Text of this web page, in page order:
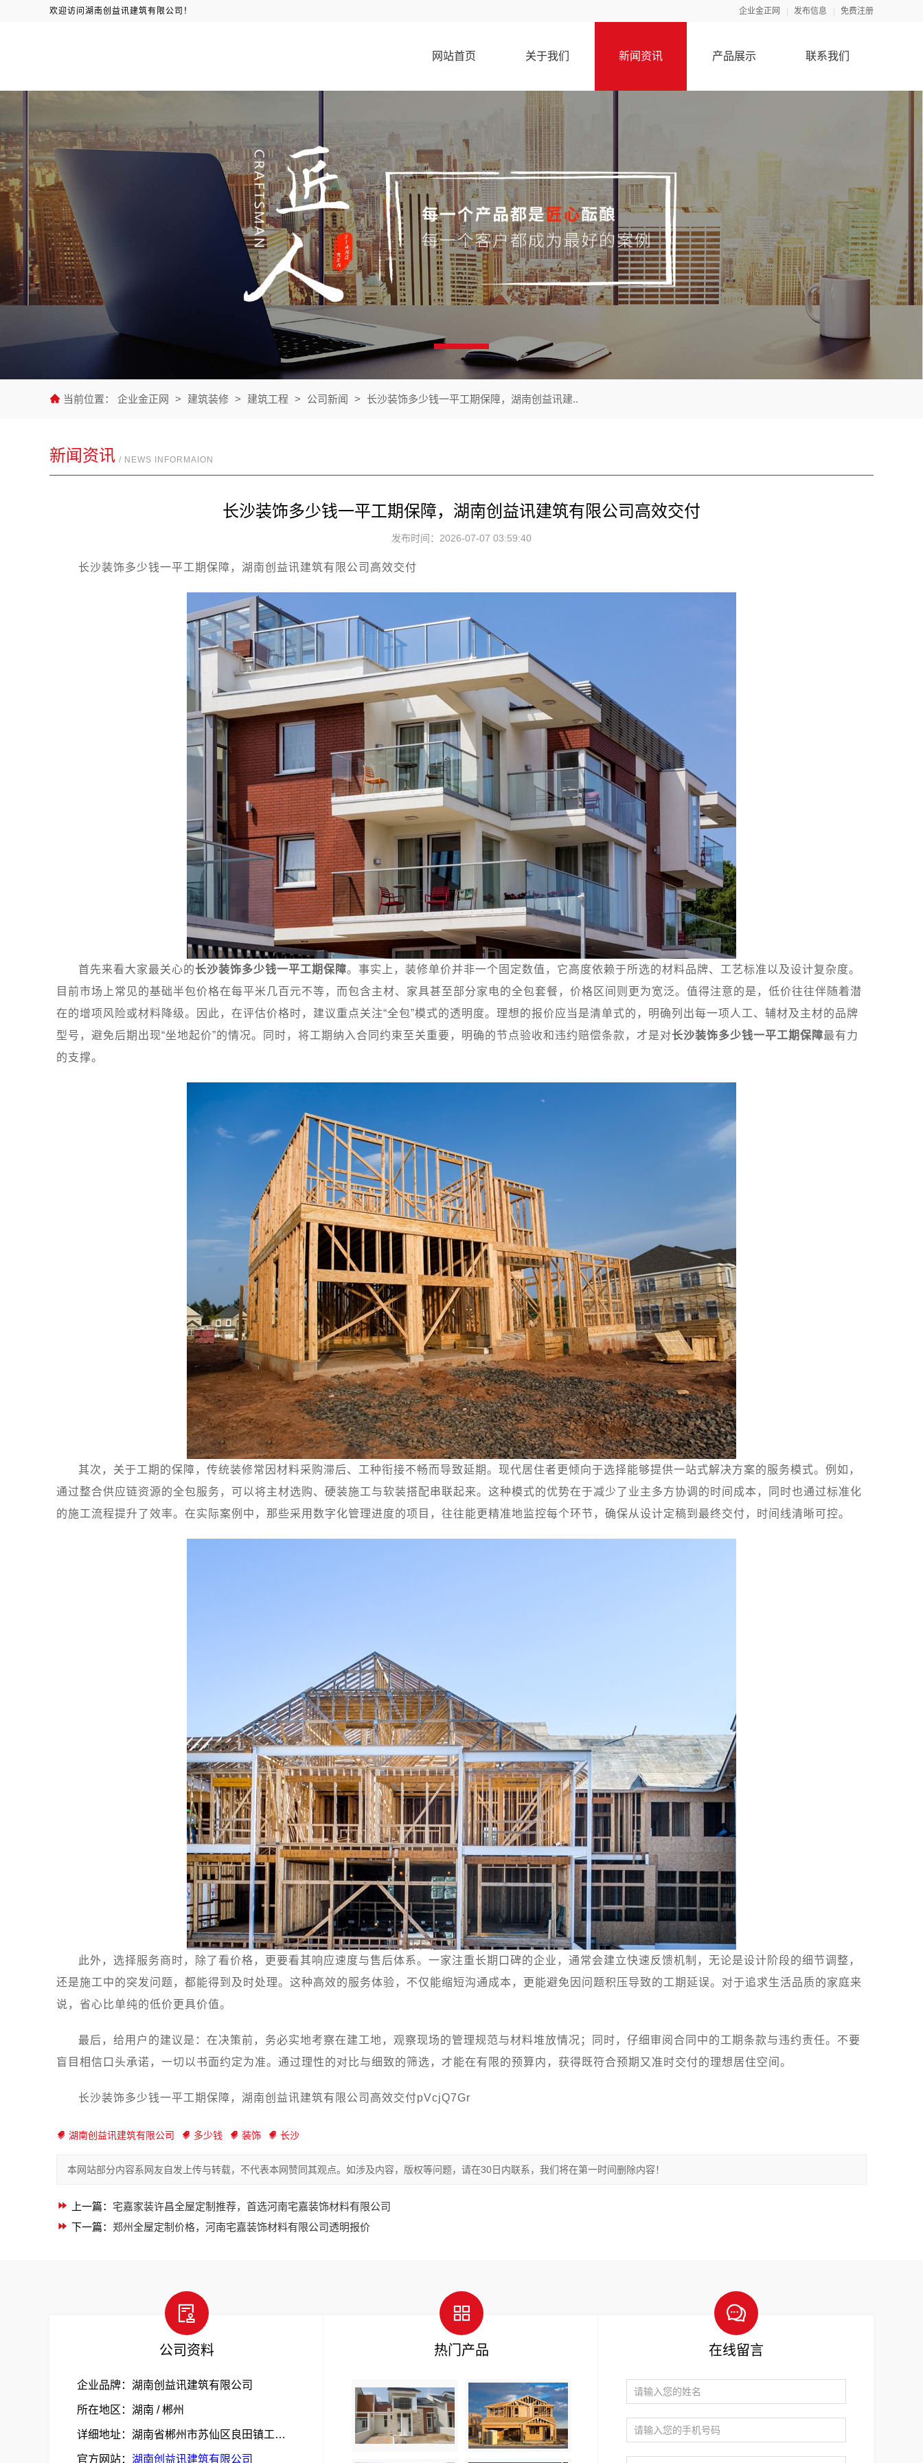
欢迎访问湖南创益讯建筑有限公司！ 企业金正网 发布信息 免费注册
网站首页 关于我们 新闻资讯 产品展示 联系我们
当前位置： 企业金正网 > 建筑装修 > 建筑工程 > 公司新闻 > 长沙装饰多少钱一平工期保障，湖南创益讯建..
新闻资讯 / NEWS INFORMAION
长沙装饰多少钱一平工期保障，湖南创益讯建筑有限公司高效交付
发布时间：2026-07-07 03:59:40
长沙装饰多少钱一平工期保障，湖南创益讯建筑有限公司高效交付
首先来看大家最关心的长沙装饰多少钱一平工期保障。事实上，装修单价并非一个固定数值，它高度依赖于所选的材料品牌、工艺标准以及设计复杂度。
目前市场上常见的基础半包价格在每平米几百元不等，而包含主材、家具甚至部分家电的全包套餐，价格区间则更为宽泛。值得注意的是，低价往往伴随着潜
在的增项风险或材料降级。因此，在评估价格时，建议重点关注“全包”模式的透明度。理想的报价应当是清单式的，明确列出每一项人工、辅材及主材的品牌
型号，避免后期出现“坐地起价”的情况。同时，将工期纳入合同约束至关重要，明确的节点验收和违约赔偿条款，才是对长沙装饰多少钱一平工期保障最有力
的支撑。
其次，关于工期的保障，传统装修常因材料采购滞后、工种衔接不畅而导致延期。现代居住者更倾向于选择能够提供一站式解决方案的服务模式。例如，
通过整合供应链资源的全包服务，可以将主材选购、硬装施工与软装搭配串联起来。这种模式的优势在于减少了业主多方协调的时间成本，同时也通过标准化
的施工流程提升了效率。在实际案例中，那些采用数字化管理进度的项目，往往能更精准地监控每个环节，确保从设计定稿到最终交付，时间线清晰可控。
此外，选择服务商时，除了看价格，更要看其响应速度与售后体系。一家注重长期口碑的企业，通常会建立快速反馈机制，无论是设计阶段的细节调整，
还是施工中的突发问题，都能得到及时处理。这种高效的服务体验，不仅能缩短沟通成本，更能避免因问题积压导致的工期延误。对于追求生活品质的家庭来
说，省心比单纯的低价更具价值。
最后，给用户的建议是：在决策前，务必实地考察在建工地，观察现场的管理规范与材料堆放情况；同时，仔细审阅合同中的工期条款与违约责任。不要
盲目相信口头承诺，一切以书面约定为准。通过理性的对比与细致的筛选，才能在有限的预算内，获得既符合预期又准时交付的理想居住空间。
长沙装饰多少钱一平工期保障，湖南创益讯建筑有限公司高效交付pVcjQ7Gr
湖南创益讯建筑有限公司 多少钱 装饰 长沙
本网站部分内容系网友自发上传与转载，不代表本网赞同其观点。如涉及内容，版权等问题，请在30日内联系，我们将在第一时间删除内容！
上一篇： 宅嘉家装许昌全屋定制推荐，首选河南宅嘉装饰材料有限公司
下一篇： 郑州全屋定制价格，河南宅嘉装饰材料有限公司透明报价
公司资料
企业品牌：湖南创益讯建筑有限公司
所在地区：湖南 / 郴州
详细地址：湖南省郴州市苏仙区良田镇工业园G107与良田大道交叉口东南方向
官方网站： 湖南创益讯建筑有限公司
热门产品 在线留言